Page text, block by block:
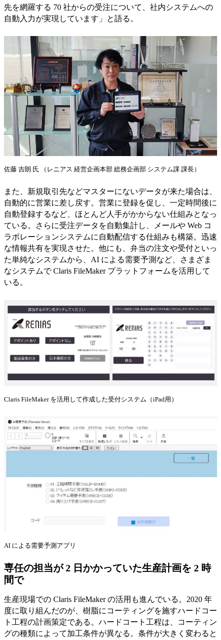
先を網羅する 70 社からの受注について、社内システムへの
自動入力が実現しています」と語る。
佐藤 吉朗 氏 （レニアス 経営企画本部 総務企画部 システム課 課長）
また、新規取引先などマスターにないデータが来た場合は、
自動的に営業に差し戻す。営業に登録を促し、一定時間後に
自動登録するなど、ほとんど人手がかからない仕組みとなっ
ている。さらに受注データを自動集計し、メールや Web コ
ラボレーションシステムに自動配信する仕組みも構築。迅速
な情報共有を実現させた。他にも、弁当の注文や受付といっ
た単純なシステムから、AI による需要予測など、さまざま
なシステムで Claris FileMaker プラットフォームを活用して
いる。
Claris FileMaker を活用して作成した受付システム（iPad用）
AI による需要予測アプリ
専任の担当が 2 日かかっていた生産計画を 2 時
間で
生産現場での Claris FileMaker の活用も進んでいる。2020 年
度に取り組んだのが、樹脂にコーティングを施すハードコー
ト工程の計画策定である。ハードコート工程は、コーティン
グの種類によって加工条件が異なる。条件が大きく変わると